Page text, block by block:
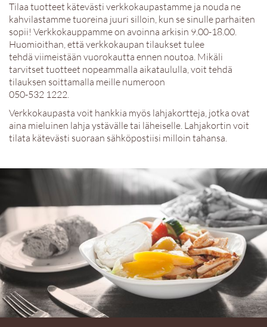
Tilaa tuotteet kätevästi verkkokaupastamme ja nouda ne
kahvilastamme tuoreina juuri silloin, kun se sinulle parhaiten
sopii! Verkkokauppamme on avoinna arkisin 9.00-18.00.
Huomioithan, että verkkokaupan tilaukset tulee
tehdä viimeistään vuorokautta ennen noutoa. Mikäli
tarvitset tuotteet nopeammalla aikataululla, voit tehdä
tilauksen soittamalla meille numeroon
050-532 1222.
Verkkokaupasta voit hankkia myös lahjakortteja, jotka ovat
aina mieluinen lahja ystävälle tai läheiselle. Lahjakortin voit
tilata kätevästi suoraan sähköpostiisi milloin tahansa.